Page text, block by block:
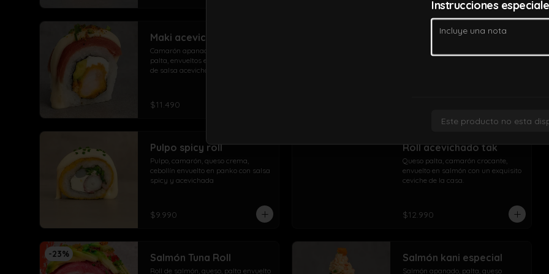
Maki acevichado roll
Camarón apanado, queso crema,
palta, envueltos en atún con topping
de salsa acevichada ciboulette y
$11.490
Pollo crispy roll
Pulpo spicy roll
Pulpo, camarón, queso crema,
cebollín envuelto en panko con salsa
spicy y acevichada
$9.990
Roll acevichado tak
Queso palta, camarón crocante,
envuelto en salmón con un exquisito
ceviche de la casa.
$12.990
-23% Salmón Tuna Roll
Roll de salmón, queso, palta envuelto
Salmón kani especial
Salmón apanado, palta, queso
Instrucciones
Este producto no esta